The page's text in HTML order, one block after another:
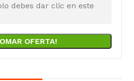
debes dar clic en este
OFERTA!